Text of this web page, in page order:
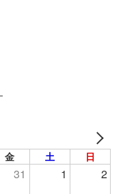
金 土 日
31 1 2